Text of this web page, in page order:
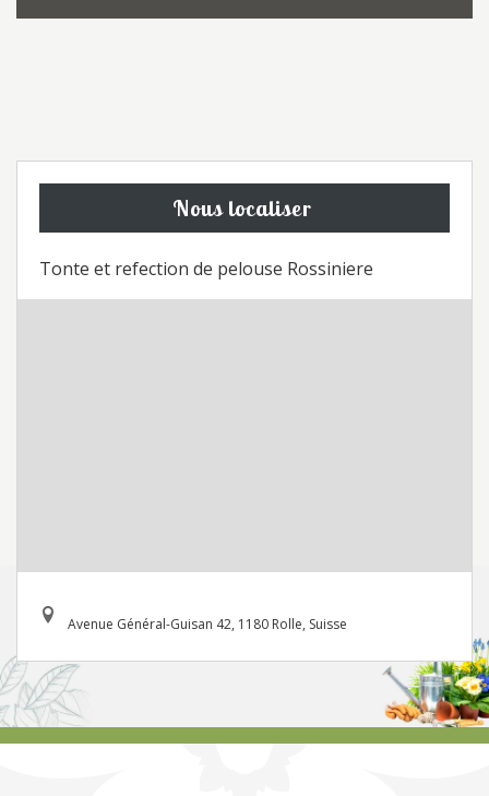
Nous localiser
Tonte et refection de pelouse Rossiniere
Avenue Général-Guisan 42, 1180 Rolle, Suisse